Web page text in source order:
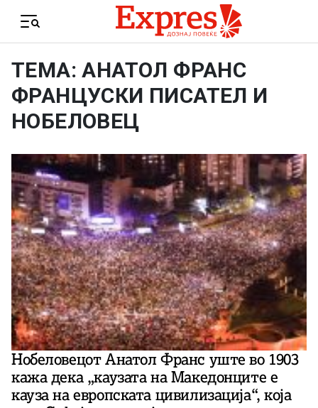
Menu
ТЕМА: АНАТОЛ ФРАНС
ФРАНЦУСКИ ПИСАТЕЛ И
НОБЕЛОВЕЦ
Нобеловецот Анатол Франс уште во 1903
кажа дека „каузата на Македонците е
кауза на европската цивилизација“, која